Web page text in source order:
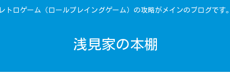
レトロゲーム（ロールプレイングゲーム）の攻略がメインのブログです。
浅見家の本棚